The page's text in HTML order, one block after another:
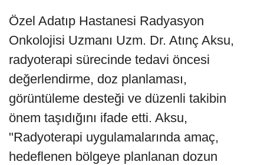
Özel Adatıp Hastanesi Radyasyon
Onkolojisi Uzmanı Uzm. Dr. Atınç Aksu,
radyoterapi sürecinde tedavi öncesi
değerlendirme, doz planlaması,
görüntüleme desteği ve düzenli takibin
önem taşıdığını ifade etti. Aksu,
"Radyoterapi uygulamalarında amaç,
hedeflenen bölgeye planlanan dozun